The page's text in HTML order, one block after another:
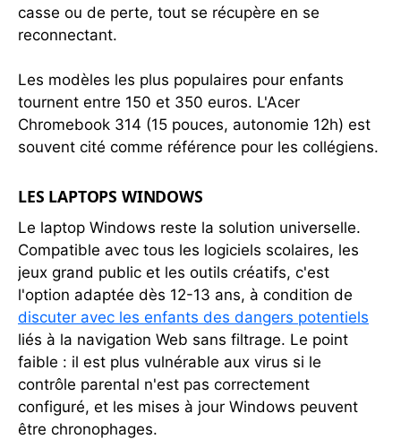
casse ou de perte, tout se récupère en se
reconnectant.
Les modèles les plus populaires pour enfants
tournent entre 150 et 350 euros. L'Acer
Chromebook 314 (15 pouces, autonomie 12h) est
souvent cité comme référence pour les collégiens.
LES LAPTOPS WINDOWS
Le laptop Windows reste la solution universelle.
Compatible avec tous les logiciels scolaires, les
jeux grand public et les outils créatifs, c'est
l'option adaptée dès 12-13 ans, à condition de
discuter avec les enfants des dangers potentiels
liés à la navigation Web sans filtrage. Le point
faible : il est plus vulnérable aux virus si le
contrôle parental n'est pas correctement
configuré, et les mises à jour Windows peuvent
être chronophages.